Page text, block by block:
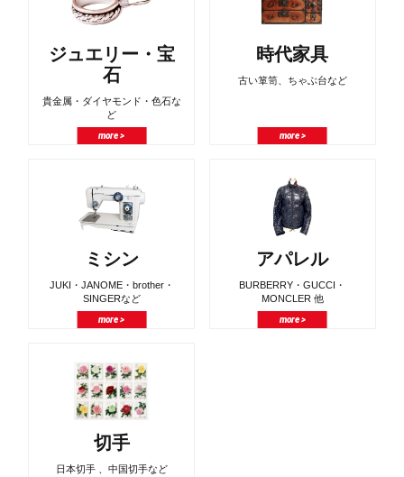
ジュエリー・宝
石
貴金属・ダイヤモンド・色石な
ど
more >
時代家具
古い箪笥、ちゃぶ台など
more >
ミシン
JUKI・JANOME・brother・
SINGERなど
more >
アパレル
BURBERRY・GUCCI・
MONCLER 他
more >
切手
日本切手 、中国切手など